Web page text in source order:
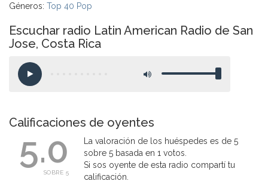
Géneros: Top 40 Pop
Escuchar radio Latin American Radio de San
Jose, Costa Rica
Calificaciones de oyentes
5.0
SOBRE 5
La valoración de los huéspedes es de 5
sobre 5 basada en 1 votos.
Si sos oyente de esta radio compartí tu
calificación.